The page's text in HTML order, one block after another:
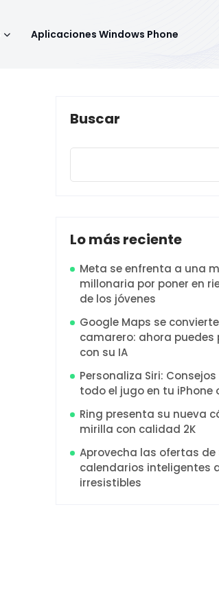
Aplicaciones Windows Phone
Buscar
Lo más reciente
Meta se enfrenta a una
millonaria por poner en
de los jóvenes
Google Maps se
camarero: ahora puedes
con su IA
Personaliza Siri:
todo el jugo en tu iPhone
Ring presenta su nueva
mirilla con calidad 2K
Aprovecha las ofertas de
calendarios inteligentes
irresistibles